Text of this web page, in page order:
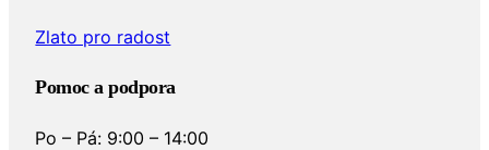
Zlato pro radost
Pomoc a podpora
Po – Pá: 9:00 – 14:00